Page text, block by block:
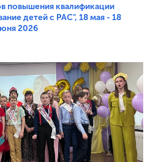
повышения квалификации
детей с РАС", 18 мая - 18
2026